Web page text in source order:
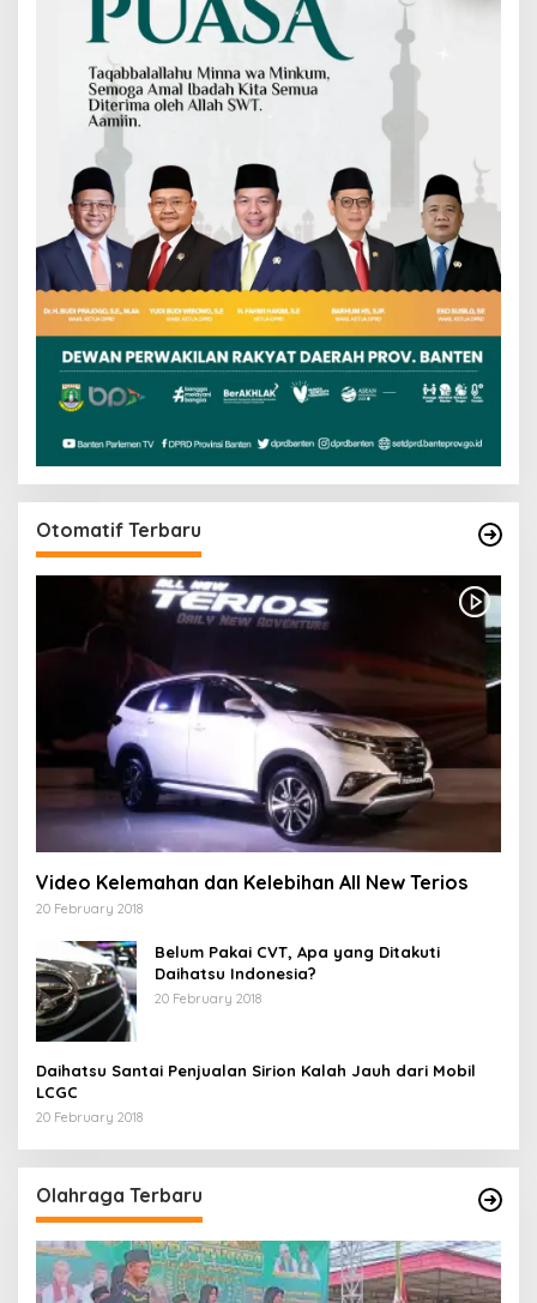
Otomatif Terbaru
Video Kelemahan dan Kelebihan All New Terios
20 February 2018
Belum Pakai CVT, Apa yang Ditakuti
Daihatsu Indonesia?
20 February 2018
Daihatsu Santai Penjualan Sirion Kalah Jauh dari Mobil
LCGC
20 February 2018
Olahraga Terbaru